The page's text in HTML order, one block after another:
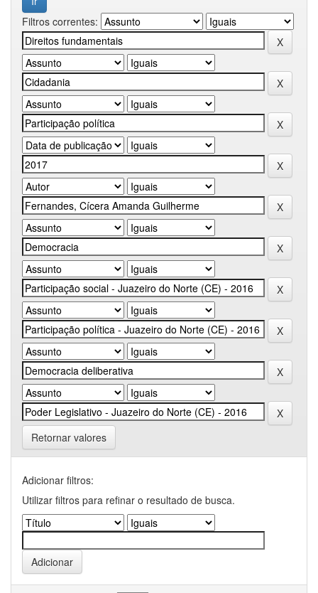
Filtros correntes:
Retornar valores
Adicionar filtros:
Utilizar filtros para refinar o resultado de busca.